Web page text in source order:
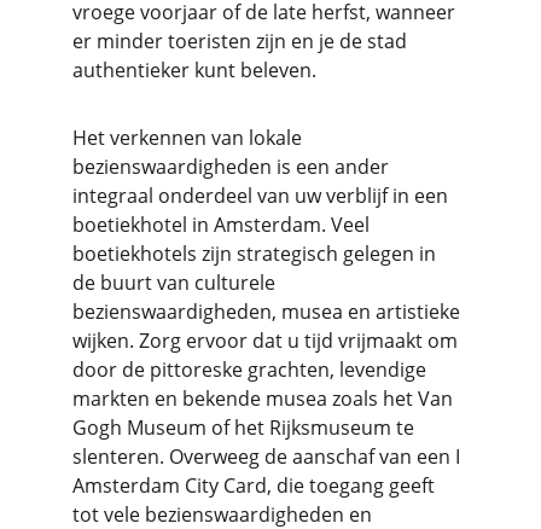
vroege voorjaar of de late herfst, wanneer
er minder toeristen zijn en je de stad
authentieker kunt beleven.
Het verkennen van lokale
bezienswaardigheden is een ander
integraal onderdeel van uw verblijf in een
boetiekhotel in Amsterdam. Veel
boetiekhotels zijn strategisch gelegen in
de buurt van culturele
bezienswaardigheden, musea en artistieke
wijken. Zorg ervoor dat u tijd vrijmaakt om
door de pittoreske grachten, levendige
markten en bekende musea zoals het Van
Gogh Museum of het Rijksmuseum te
slenteren. Overweeg de aanschaf van een I
Amsterdam City Card, die toegang geeft
tot vele bezienswaardigheden en